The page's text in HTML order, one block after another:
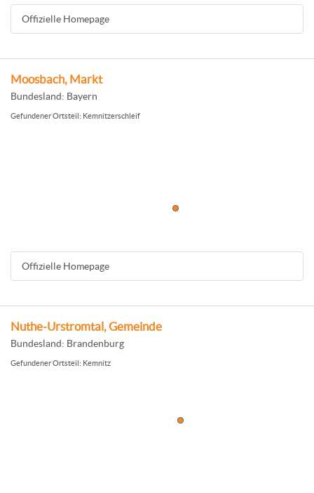
Offizielle Homepage
Moosbach, Markt
Bundesland: Bayern
Gefundener Ortsteil: Kemnitzerschleif
Offizielle Homepage
Nuthe-Urstromtal, Gemeinde
Bundesland: Brandenburg
Gefundener Ortsteil: Kemnitz